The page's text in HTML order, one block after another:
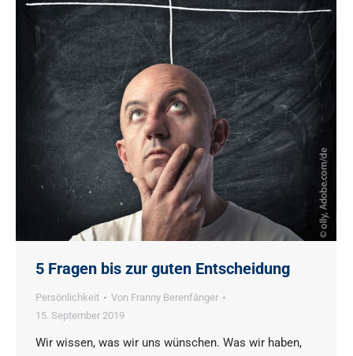
5 Fragen bis zur guten Entscheidung
Persönlichkeit Von Franny Berenfänger
15. September 2019
Wir wissen, was wir uns wünschen. Was wir haben,